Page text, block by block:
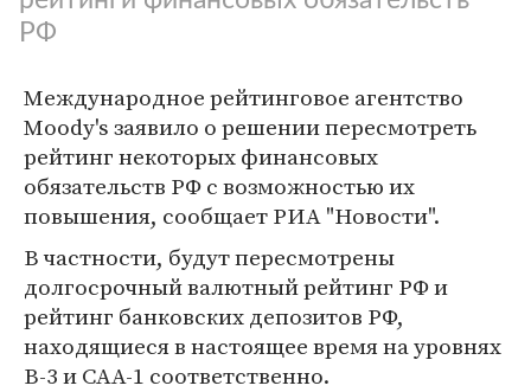
РФ
Международное рейтинговое агентство
Moody's заявило о решении пересмотреть
рейтинг некоторых финансовых
обязательств РФ с возможностью их
повышения, сообщает РИА "Новости".
В частности, будут пересмотрены
долгосрочный валютный рейтинг РФ и
рейтинг банковских депозитов РФ,
находящиеся в настоящее время на уровнях
B-3 и CAA-1 соответственно.